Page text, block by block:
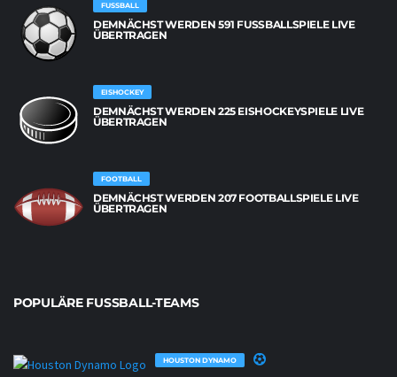
FUSSBALL
DEMNÄCHST WERDEN 591 FUSSBALLSPIELE LIVE Ü
BERTRAGEN
EISHOCKEY
DEMNÄCHST WERDEN 225 EISHOCKEYSPIELE LIVE
ÜBERTRAGEN
FOOTBALL
DEMNÄCHST WERDEN 207 FOOTBALLSPIELE LIVE
ÜBERTRAGEN
POPULÄRE FUSSBALL-TEAMS
HOUSTON DYNAMO